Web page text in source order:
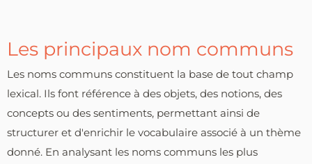
Les principaux nom communs
Les noms communs constituent la base de tout champ
lexical. Ils font référence à des objets, des notions, des
concepts ou des sentiments, permettant ainsi de
structurer et d'enrichir le vocabulaire associé à un thème
donné. En analysant les noms communs les plus